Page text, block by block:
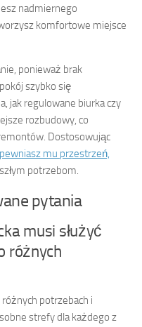
nadmiernego
komfortowe miejsce
ponieważ brak
szybko się
jak regulowane biurka czy
rozbudowy, co
Dostosowując
mu przestrzeń,
potrzebom.
pytania
musi służyć
różnych
potrzebach i
strefy dla każdego z